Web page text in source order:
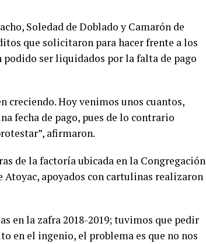
Soledad de Doblado y Camarón de
que solicitaron para hacer frente a los
podido ser liquidados por la falta de pago
creciendo. Hoy venimos unos cuantos,
fecha de pago, pues de lo contrario
afirmaron.
de la factoría ubicada en la Congregación
apoyados con cartulinas realizaron
en la zafra 2018-2019; tuvimos que pedir
en el ingenio, el problema es que no nos